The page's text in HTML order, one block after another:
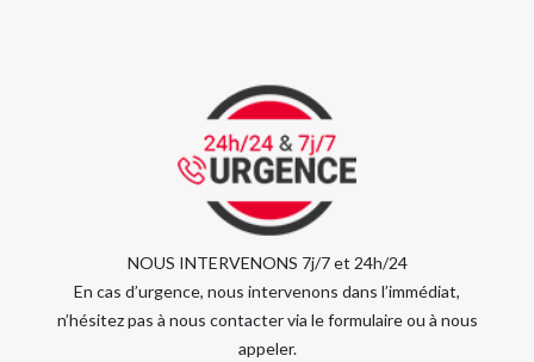
NOUS INTERVENONS 7j/7 et 24h/24
En cas d’urgence, nous intervenons dans l’immédiat,
n’hésitez pas à nous contacter via le formulaire ou à nous
appeler.